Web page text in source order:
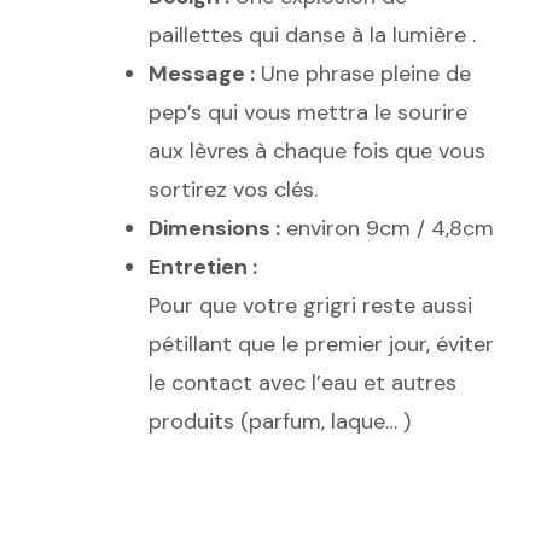
paillettes qui danse à la lumière .
Message : Une phrase pleine de
pep’s qui vous mettra le sourire
aux lèvres à chaque fois que vous
sortirez vos clés.
Dimensions : environ 9cm / 4,8cm
Entretien :
Pour que votre grigri reste aussi
pétillant que le premier jour, éviter
le contact avec l’eau et autres
produits (parfum, laque… )